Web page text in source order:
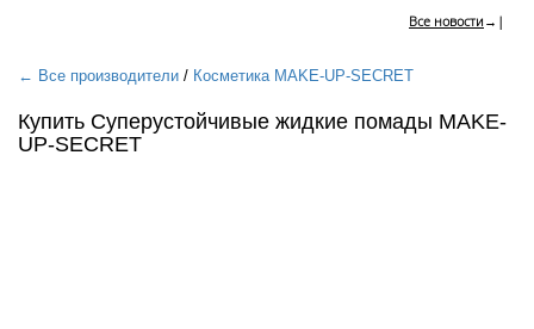
Все новости →|
← Все производители / Косметика MAKE-UP-SECRET
Купить Суперустойчивые жидкие помады MAKE-
UP-SECRET